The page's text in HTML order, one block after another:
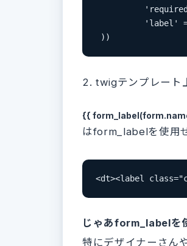
'label'
))
2. twigテンプレート
{{
はform_labelを使用
<dt><label
じゃあform_labelを
特にデザイナーさん